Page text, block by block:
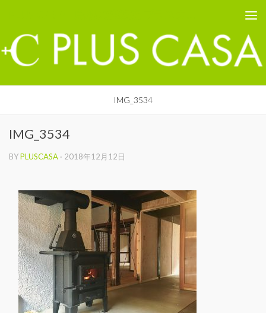
IMG_3534
IMG_3534
BYPLUSCASA · 2018年12月12日